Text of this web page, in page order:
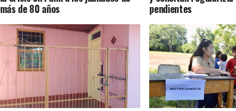
más de 80 años pendientes